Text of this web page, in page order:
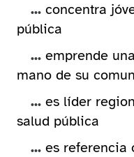
... concentra
pública
... emprende
mano de su
... es líder
salud pública
... es referencia